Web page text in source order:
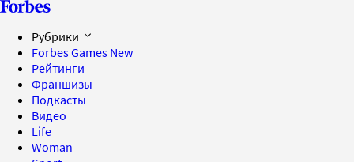
Рубрики
Forbes Games New
Рейтинги
Франшизы
Подкасты
Видео
Life
Woman